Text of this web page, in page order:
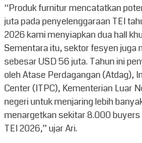
“Produk furnitur mencatatkan
juta pada penyelenggaraan TEI
2026 kami menyiapkan dua hall
Sementara itu, sektor fesyen
sebesar USD 56 juta. Tahun ini
oleh Atase Perdagangan (Atdag),
Center (ITPC), Kementerian Luar
negeri untuk menjaring lebih
menargetkan sekitar 8.000
TEI 2026,” ujar Ari.